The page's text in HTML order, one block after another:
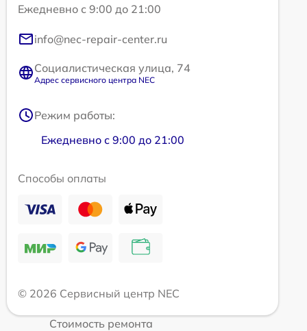
Ежедневно с 9:00 до 21:00
info@nec-repair-center.ru
Социалистическая улица, 74
Адрес сервисного центра NEC
Режим работы:
Ежедневно с 9:00 до 21:00
Способы оплаты
© 2026 Сервисный центр NEC
Стоимость ремонта